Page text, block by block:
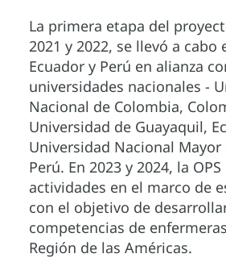
La primera etapa del
2021 y 2022, se llevó a cabo
Ecuador y Perú en alianza
universidades nacionales -
Nacional de Colombia,
Universidad de Guayaquil,
Universidad Nacional Mayor
Perú. En 2023 y 2024, la
actividades en el marco de
con el objetivo de
competencias de
Región de las Américas.